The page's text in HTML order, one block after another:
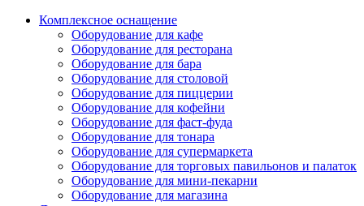
Комплексное оснащение
Оборудование для кафе
Оборудование для ресторана
Оборудование для бара
Оборудование для столовой
Оборудование для пиццерии
Оборудование для кофейни
Оборудование для фаст-фуда
Оборудование для тонара
Оборудование для супермаркета
Оборудование для торговых павильонов и палаток
Оборудование для мини-пекарни
Оборудование для магазина